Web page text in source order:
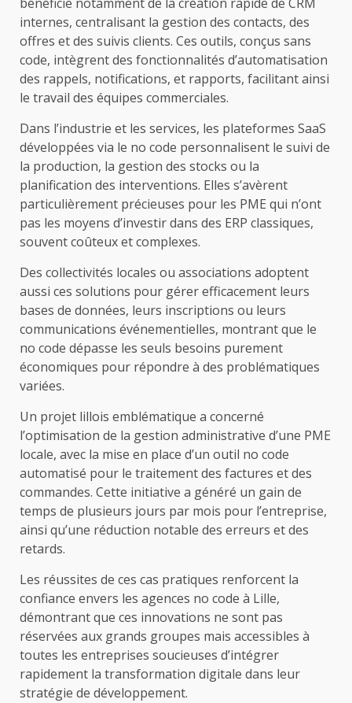
internes, centralisant la gestion des contacts, des
offres et des suivis clients. Ces outils, conçus sans
code, intègrent des fonctionnalités d’automatisation
des rappels, notifications, et rapports, facilitant ainsi
le travail des équipes commerciales.
Dans l’industrie et les services, les plateformes SaaS
développées via le no code personnalisent le suivi de
la production, la gestion des stocks ou la
planification des interventions. Elles s’avèrent
particulièrement précieuses pour les PME qui n’ont
pas les moyens d’investir dans des ERP classiques,
souvent coûteux et complexes.
Des collectivités locales ou associations adoptent
aussi ces solutions pour gérer efficacement leurs
bases de données, leurs inscriptions ou leurs
communications événementielles, montrant que le
no code dépasse les seuls besoins purement
économiques pour répondre à des problématiques
variées.
Un projet lillois emblématique a concerné
l’optimisation de la gestion administrative d’une PME
locale, avec la mise en place d’un outil no code
automatisé pour le traitement des factures et des
commandes. Cette initiative a généré un gain de
temps de plusieurs jours par mois pour l’entreprise,
ainsi qu’une réduction notable des erreurs et des
retards.
Les réussites de ces cas pratiques renforcent la
confiance envers les agences no code à Lille,
démontrant que ces innovations ne sont pas
réservées aux grands groupes mais accessibles à
toutes les entreprises soucieuses d’intégrer
rapidement la transformation digitale dans leur
stratégie de développement.